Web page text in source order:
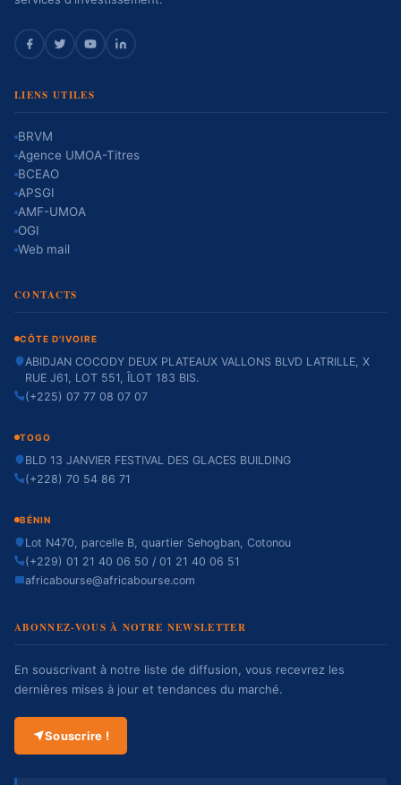
LIENS UTILES
BRVM
Agence UMOA-Titres
BCEAO
APSGI
AMF-UMOA
OGI
Web mail
CONTACTS
CÔTE D'IVOIRE
ABIDJAN COCODY DEUX PLATEAUX VALLONS BLVD LATRILLE, X
RUE J61, LOT 551, ÎLOT 183 BIS.
(+225) 07 77 08 07 07
TOGO
BLD 13 JANVIER FESTIVAL DES GLACES BUILDING
(+228) 70 54 86 71
BÉNIN
Lot N470, parcelle B, quartier Sehogban, Cotonou
(+229) 01 21 40 06 50 / 01 21 40 06 51
africabourse@africabourse.com
ABONNEZ-VOUS À NOTRE NEWSLETTER
En souscrivant à notre liste de diffusion, vous recevrez les
dernières mises à jour et tendances du marché.
Souscrire !